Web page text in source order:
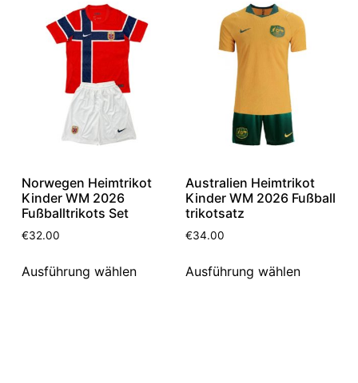
Norwegen Heimtrikot
Kinder WM 2026
Fußballtrikots Set
€32.00
Ausführung wählen
Australien Heimtrikot
Kinder WM 2026 Fußball
trikotsatz
€34.00
Ausführung wählen